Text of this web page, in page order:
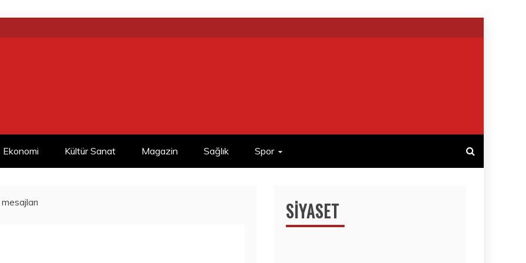
Ekonomi Kültür Sanat Magazin Sağlık Spor
SIYASET